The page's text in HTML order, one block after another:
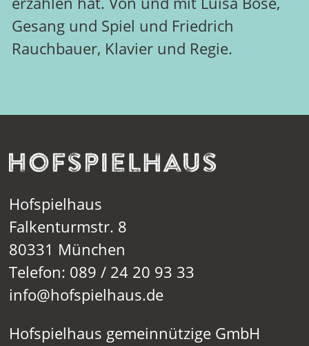
Gesang und Spiel und Friedrich
Rauchbauer, Klavier und Regie.
Hofspielhaus
Falkenturmstr. 8
80331 München
Telefon: 089 / 24 20 93 33
info@hofspielhaus.de
Hofspielhaus gemeinnützige GmbH